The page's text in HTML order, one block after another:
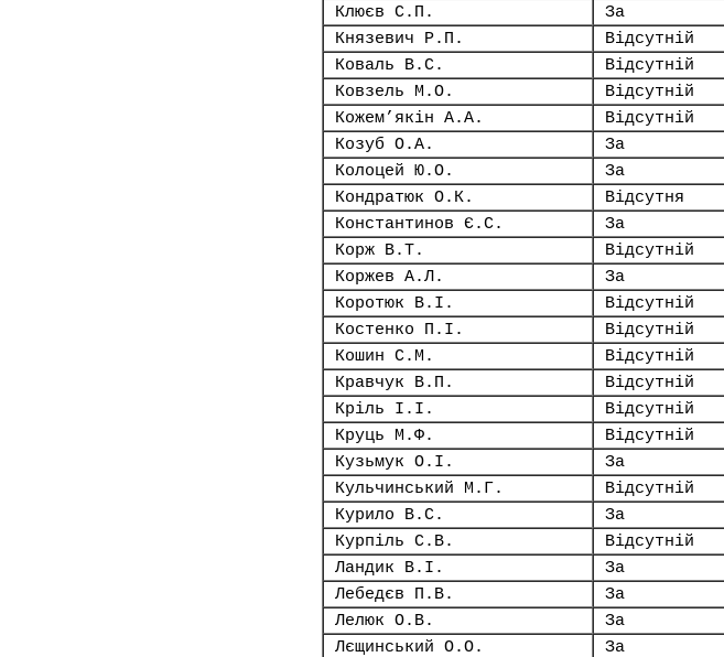
Клюєв С.П.
За
Князевич Р.П.
Відсутній
Коваль В.С.
Відсутній
Ковзель М.О.
Відсутній
Кожем’якін А.А.
Відсутній
Козуб О.А.
За
Колоцей Ю.О.
За
Кондратюк О.К.
Відсутня
Константинов Є.С.
За
Корж В.Т.
Відсутній
Коржев А.Л.
За
Коротюк В.І.
Відсутній
Костенко П.І.
Відсутній
Кошин С.М.
Відсутній
Кравчук В.П.
Відсутній
Кріль І.І.
Відсутній
Круць М.Ф.
Відсутній
Кузьмук О.І.
За
Кульчинський М.Г.
Відсутній
Курило В.С.
За
Курпіль С.В.
Відсутній
Ландик В.І.
За
Лебедєв П.В.
За
Лелюк О.В.
За
Лєщинський О.О.
За